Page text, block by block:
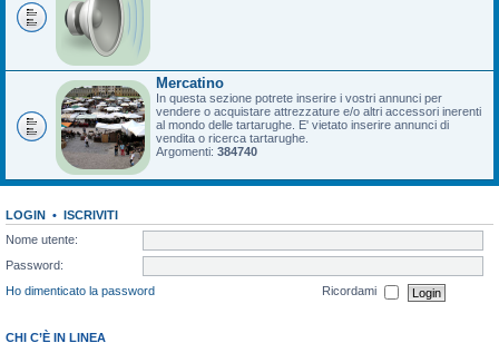
Mercatino
In questa sezione potrete inserire i vostri annunci per
vendere o acquistare attrezzature e/o altri accessori inerenti
al mondo delle tartarughe. E' vietato inserire annunci di
vendita o ricerca tartarughe.
Argomenti: 384740
LOGIN • ISCRIVITI
Nome utente:
Password:
Ho dimenticato la password
Ricordami
CHI C’È IN LINEA